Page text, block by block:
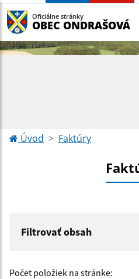
Oficiálne stránky
OBEC ONDRAŠOVÁ
Úvod Faktúry
Filtrovať obsah
Počet položiek na stránke: